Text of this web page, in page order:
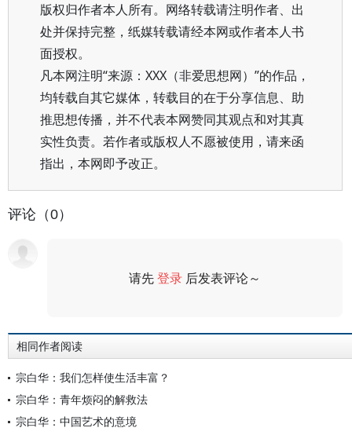
版权归作者本人所有。网络转载请注明作者、出
处并保持完整，纸媒转载请经本网或作者本人书
面授权。
凡本网注明“来源：XXX（非爱思想网）”的作品，
均转载自其它媒体，转载目的在于分享信息、助
推思想传播，并不代表本网赞同其观点和对其真
实性负责。若作者或版权人不愿被使用，请来函
指出，本网即予改正。
评论（0）
请先登录 后发表评论～
相同作者阅读
宗白华：我们怎样使生活丰富？
宗白华：青年烦闷的解救法
宗白华：中国艺术的意境